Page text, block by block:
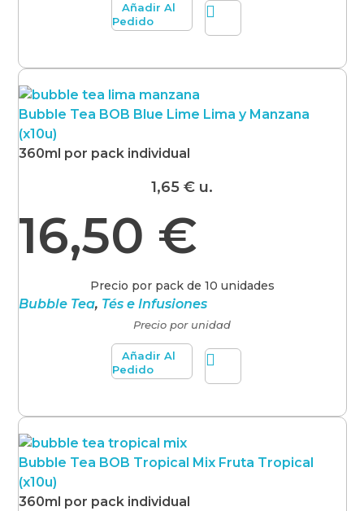
Añadir Al
Pedido
Bubble Tea BOB Blue Lime Lima y Manzana
(x10u)
360ml por pack individual
1,65 € u.
16,50 €
Precio por pack de 10 unidades
Bubble Tea, Tés e Infusiones
Precio por unidad
Añadir Al
Pedido
Bubble Tea BOB Tropical Mix Fruta Tropical
(x10u)
360ml por pack individual